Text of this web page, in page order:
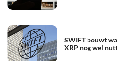
SWIFT bouwt
XRP nog wel